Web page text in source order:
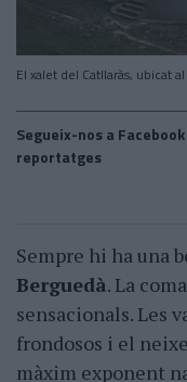
El xalet del Catllaràs, ubicat
Segueix-nos a
reportatges
Sempre hi ha una
Berguedà. La
sensacionals. Les
frondosos i el
màxim exponent